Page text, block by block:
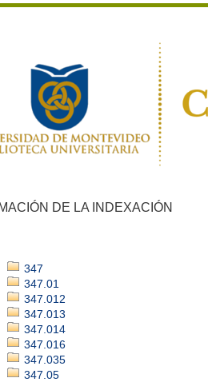
DE LA INDEXACIÓN
347
347.01
347.012
347.013
347.014
347.016
347.035
347.05